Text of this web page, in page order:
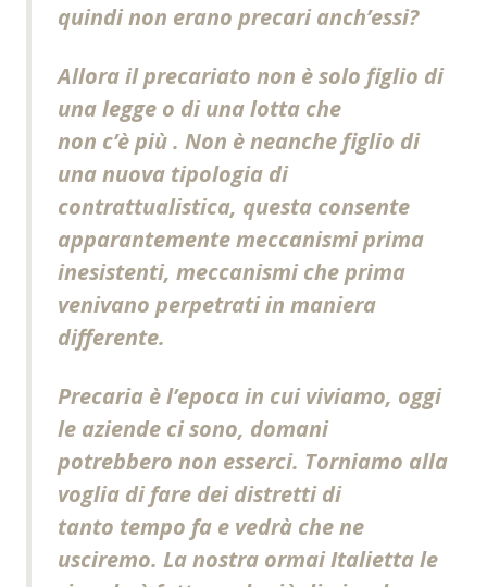
quindi non erano precari anch’essi?
Allora il precariato non è solo figlio di
una legge o di una lotta che
non c’è più . Non è neanche figlio di
una nuova tipologia di
contrattualistica, questa consente
apparantemente meccanismi prima
inesistenti, meccanismi che prima
venivano perpetrati in maniera
differente.
Precaria è l’epoca in cui viviamo, oggi
le aziende ci sono, domani
potrebbero non esserci. Torniamo alla
voglia di fare dei distretti di
tanto tempo fa e vedrà che ne
usciremo. La nostra ormai Italietta le